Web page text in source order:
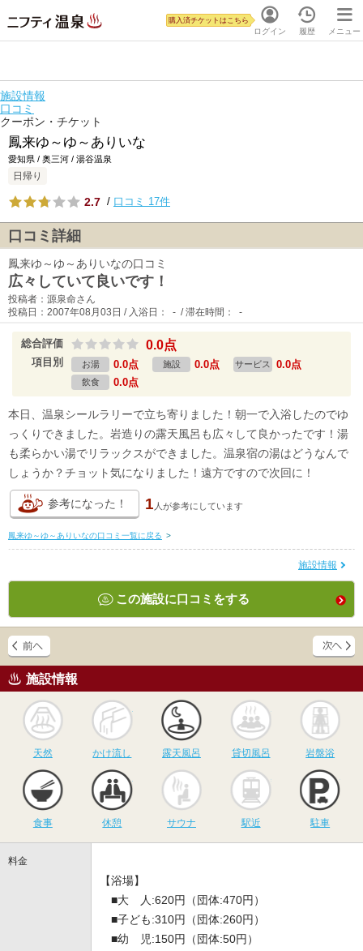
ログイン
購入済チケットはこちら
履歴 メニュー
施設情報
口コミ
クーポン・チケット
鳳来ゆ～ゆ～ありいな
愛知県 / 奥三河 / 湯谷温泉
日帰り
2.7 / 口コミ 17件
口コミ詳細
鳳来ゆ～ゆ～ありいなの口コミ
広々していて良いです！
投稿者：源泉命さん
投稿日：2007年08月03日 / 入浴日： - / 滞在時間： -
総合評価 0.0点
項目別 お湯 0.0点 施設 0.0点 サービス 0.0点
飲食 0.0点
本日、温泉シールラリーで立ち寄りました！朝一で入浴したのでゆ
っくりできました。岩造りの露天風呂も広々して良かったです！湯
も柔らかい湯でリラックスができました。温泉宿の湯はどうなんで
しょうか？チョット気になりました！遠方ですので次回に！
参考になった！ 1 人が参考にしています
鳳来ゆ～ゆ～ありいなの口コミ一覧に戻る >
施設情報
この施設に口コミをする
施設情報
天然
かけ流し
かけ流し
露天風呂
露天風呂
貸切風呂
貸切風呂 岩盤浴
食事 休憩
サウナ
サウナ 駅近 駐車
料金
【浴場】
■大 人:620円（団体:470円）
■子ども:310円（団体:260円）
■幼 児:150円（団体:50円）